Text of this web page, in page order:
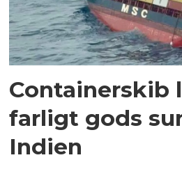
Containerskib
farligt gods
Indien